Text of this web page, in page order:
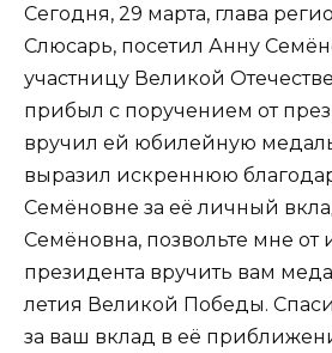
Сегодня, 29 марта, глава
Слюсарь, посетил Анну
участницу Великой
прибыл с поручением от
вручил ей юбилейную
выразил искреннюю
Семёновне за её личный
Семёновна, позвольте мне от
президента вручить вам
летия Великой Победы.
за ваш вклад в её